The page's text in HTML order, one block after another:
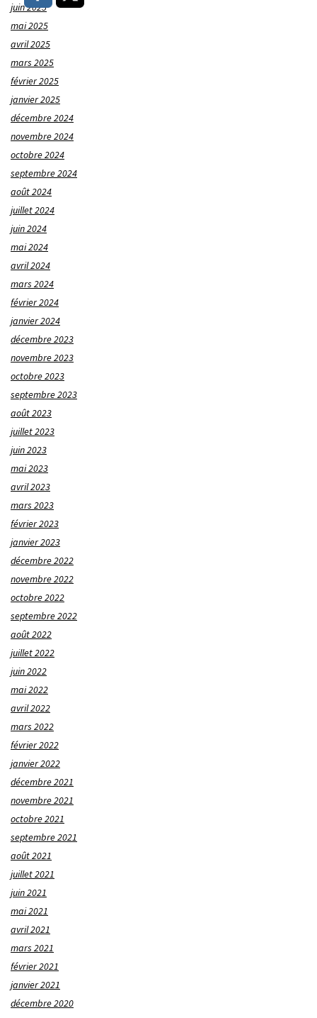
juin 2025
mai 2025
avril 2025
mars 2025
février 2025
janvier 2025
décembre 2024
novembre 2024
octobre 2024
septembre 2024
août 2024
juillet 2024
juin 2024
mai 2024
avril 2024
mars 2024
février 2024
janvier 2024
décembre 2023
novembre 2023
octobre 2023
septembre 2023
août 2023
juillet 2023
juin 2023
mai 2023
avril 2023
mars 2023
février 2023
janvier 2023
décembre 2022
novembre 2022
octobre 2022
septembre 2022
août 2022
juillet 2022
juin 2022
mai 2022
avril 2022
mars 2022
février 2022
janvier 2022
décembre 2021
novembre 2021
octobre 2021
septembre 2021
août 2021
juillet 2021
juin 2021
mai 2021
avril 2021
mars 2021
février 2021
janvier 2021
décembre 2020